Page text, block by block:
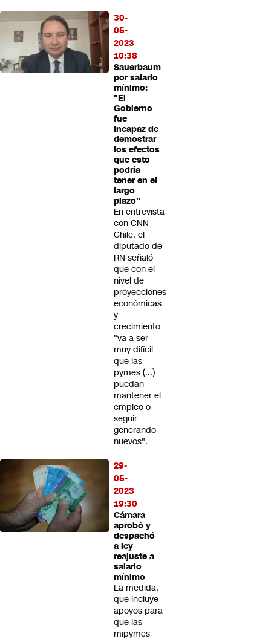
30-
05-
2023
10:38
Sauerbaum
por salario
mínimo:
"El
Gobierno
fue
incapaz de
demostrar
los efectos
que esto
podría
tener en el
largo
plazo"
En entrevista
con CNN
Chile, el
diputado de
RN señaló
que con el
nivel de
proyecciones
económicas
y
crecimiento
"va a ser
muy difícil
que las
pymes (...)
puedan
mantener el
empleo o
seguir
generando
nuevos".
29-
05-
2023
19:30
Cámara
aprobó y
despachó
a ley
reajuste a
salario
mínimo
La medida,
que incluye
apoyos para
que las
mipymes